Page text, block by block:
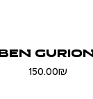
BEN GURION
Price
‏150.00 ‏₪